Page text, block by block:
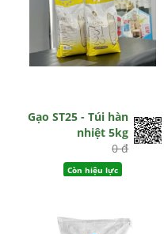
Gạo ST25 - Túi hàn
nhiệt 5kg
0 đ
Còn hiệu lực